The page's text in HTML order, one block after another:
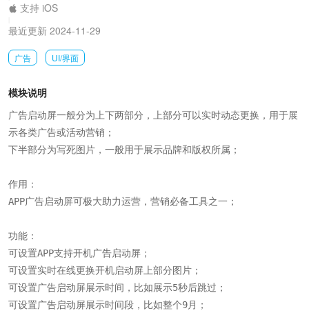
支持 iOS
最近更新 2024-11-29
广告 UI/界面
模块说明
广告启动屏一般分为上下两部分，上部分可以实时动态更换，用于展
示各类广告或活动营销；
下半部分为写死图片，一般用于展示品牌和版权所属；
作用：
APP广告启动屏可极大助力运营，营销必备工具之一；
功能：
可设置APP支持开机广告启动屏；
可设置实时在线更换开机启动屏上部分图片；
可设置广告启动屏展示时间，比如展示5秒后跳过；
可设置广告启动屏展示时间段，比如整个9月；